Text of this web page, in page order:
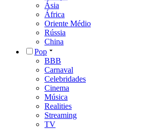
Ásia
África
Oriente Médio
Rússia
China
Pop
BBB
Carnaval
Celebridades
Cinema
Música
Realities
Streaming
TV